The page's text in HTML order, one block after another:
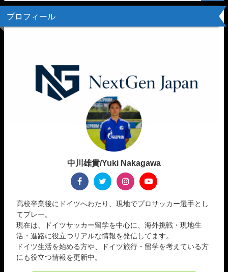
プロフィール
中川雄貴/Yuki Nakagawa
高校卒業後にドイツへわたり、現地でプロサッカー選手とし
てプレー。
現在は、ドイツサッカー留学を中心に、海外挑戦・現地生
活・進路に役立つリアルな情報を発信してます。
ドイツ生活を始める方や、ドイツ旅行・留学を考えている方
にも役立つ情報を更新中。